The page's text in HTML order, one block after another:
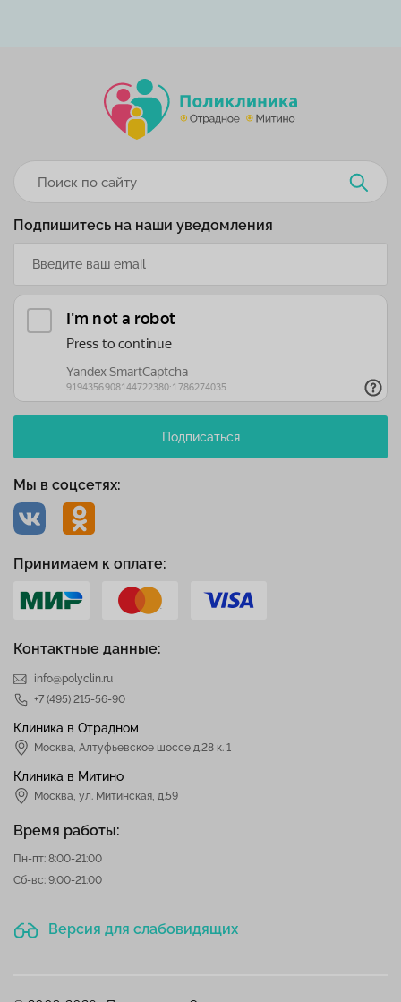
Контактные данные:
info@polyclin.ru
+7 (495) 215-56-90
Клиника в Отрадном
Москва Алтуфьевское шоссе д.28 к. 1
Клиника в Митино
Москва, ул. Митинская, д.59
Время работы:
Пн-пт: 8:00-21:00
Сб-вс: 9:00-21:00
Мы в соцсетях:
Подпишитесь на наши уведомления
Подписаться
Версия для слабовидящих
Принимаем к оплате: